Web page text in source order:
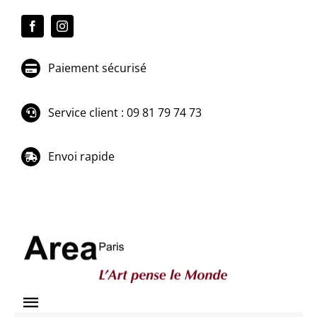
Paiement sécurisé
Service client : 09 81 79 74 73
Envoi rapide